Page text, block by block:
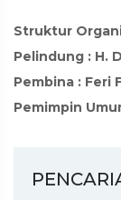
Struktur
Pelindung : H.
Pembina : Feri
Pemimpin